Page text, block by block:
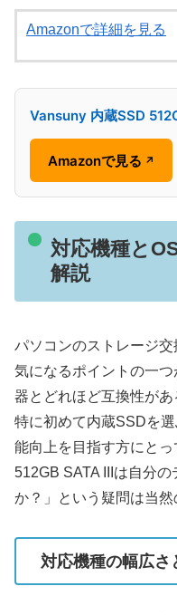
Amazonで詳細を見る
Vansuny 内蔵SSD
Amazonで見る ↗
対応機種と
解説
パソコンのストレージ
気になるポイントの一
器とどれほど互換性があ
特に初めて内蔵SSDを
能向上を目指す方にと
512GB SATA IIIは自分
か？」という疑問は当然
対応機種の幅広さ